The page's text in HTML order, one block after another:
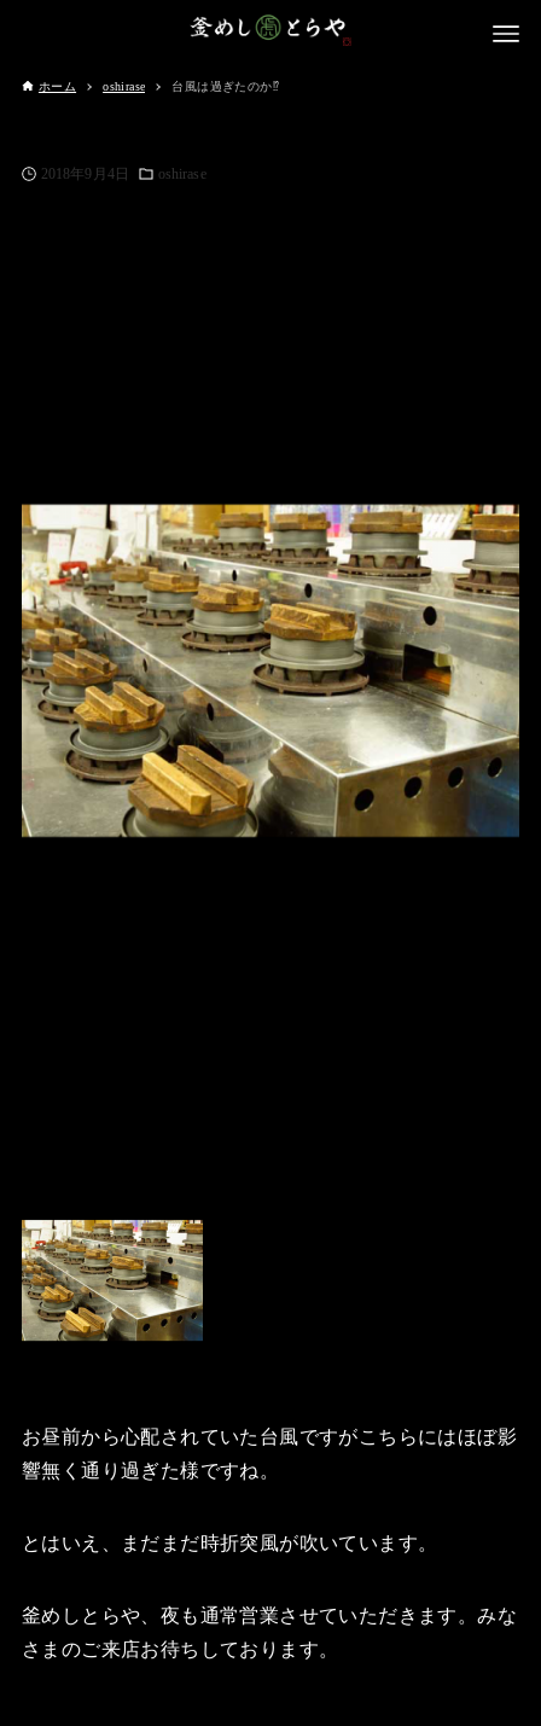
ホーム oshirase 台風は過ぎたのか⁉️
2018年9月4日 oshirase
お昼前から心配されていた台風ですがこちらにはほぼ影
響無く通り過ぎた様ですね。
とはいえ、まだまだ時折突風が吹いています。
釜めしとらや、夜も通常営業させていただきます。みな
さまのご来店お待ちしております。